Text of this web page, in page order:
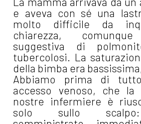
e aveva con sé una
molto difficile da
chiarezza, comunque
suggestiva di
tubercolosi. La
della bimba era
Abbiamo prima di
accesso venoso, che la
nostre infermiere è
solo sullo